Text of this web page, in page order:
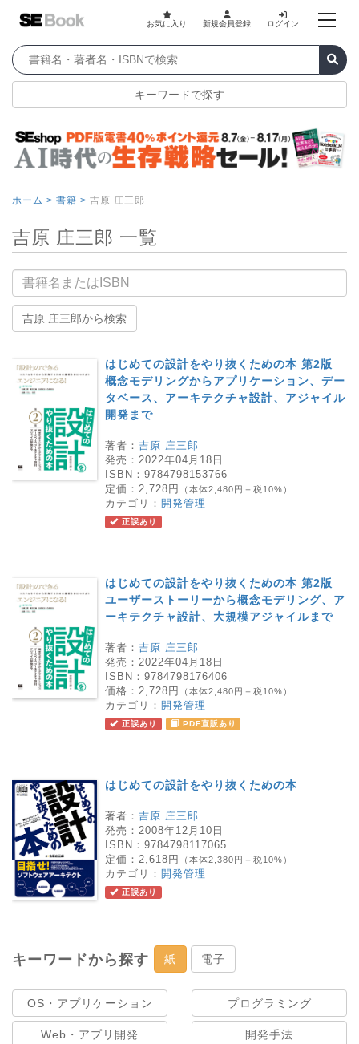
お気に入り 新規会員登録 ログイン
キーワードで探す
ホーム > 書籍 > 吉原 庄三郎
吉原 庄三郎 一覧
書籍名
吉原 庄三郎から検索
はじめての設計をやり抜くための本 第2版
概念モデリングからアプリケーション、デー
タベース、アーキテクチャ設計、アジャイル
開発まで
著者： 吉原 庄三郎
発売： 2022年04月18日
ISBN： 9784798153766
定価： 2,728円 （本体2,480円＋税10%）
カテゴリ： 開発管理
正誤あり
はじめての設計をやり抜くための本 第2版
ユーザーストーリーから概念モデリング、ア
ーキテクチャ設計、大規模アジャイルまで
著者： 吉原 庄三郎
発売： 2022年04月18日
ISBN： 9784798176406
価格： 2,728円 （本体2,480円＋税10%）
カテゴリ： 開発管理
正誤あり PDF直販あり
はじめての設計をやり抜くための本
著者： 吉原 庄三郎
発売： 2008年12月10日
ISBN： 9784798117065
定価： 2,618円 （本体2,380円＋税10%）
カテゴリ： 開発管理
正誤あり
キーワードから探す 紙 電子
OS・アプリケーション プログラミング
Web・アプリ開発 開発手法